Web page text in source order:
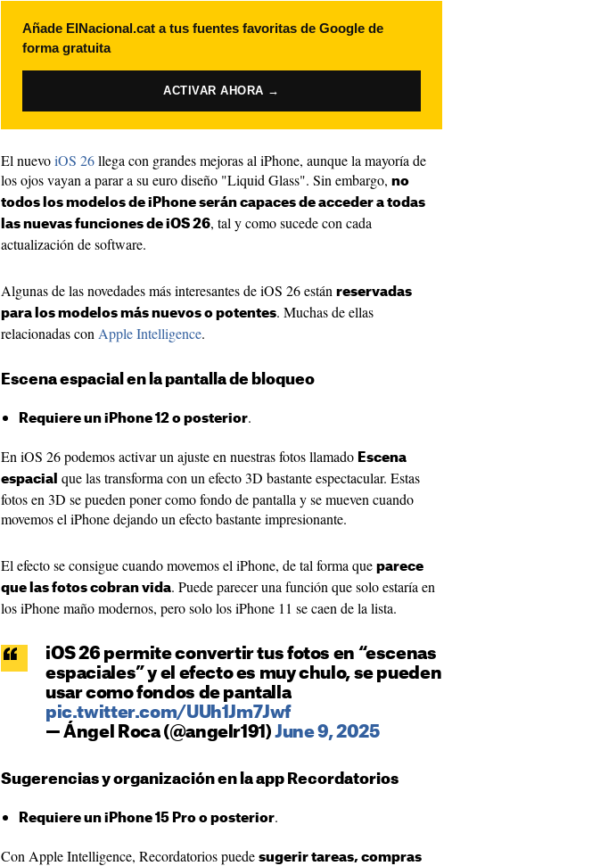
Añade ElNacional.cat a tus fuentes favoritas de Google de
forma gratuita
ACTIVAR AHORA →
El nuevoiOS 26llega con grandes mejoras al iPhone, aunque la mayoría de
los ojos vayan a parar a su euro diseño "Liquid Glass". Sin embargo, no
todos los modelos de iPhone serán capaces de acceder a todas
las nuevas funciones de iOS 26, tal y como sucede con cada
actualización de software.
Algunas de las novedades más interesantes de iOS 26 están reservadas
para los modelos más nuevos o potentes. Muchas de ellas
relacionadas con Apple Intelligence.
Escena espacial en la pantalla de bloqueo
Requiere un iPhone 12 o posterior.
En iOS 26 podemos activar un ajuste en nuestras fotos llamado Escena
espacial que las transforma con un efecto 3D bastante espectacular. Estas
fotos en 3D se pueden poner como fondo de pantalla y se mueven cuando
movemos el iPhone dejando un efecto bastante impresionante.
El efecto se consigue cuando movemos el iPhone, de tal forma que parece
que las fotos cobran vida. Puede parecer una función que solo estaría en
los iPhone maño modernos, pero solo los iPhone 11 se caen de la lista.
iOS 26 permite convertir tus fotos en “escenas
espaciales” y el efecto es muy chulo, se pueden
usar como fondos de pantalla
pic.twitter.com/UUh1Jm7Jwf
— Ángel Roca (@angelr191)June 9, 2025
Sugerencias y organización en la app Recordatorios
Requiere un iPhone 15 Pro o posterior.
Con Apple Intelligence, Recordatorios puede sugerir tareas, compras